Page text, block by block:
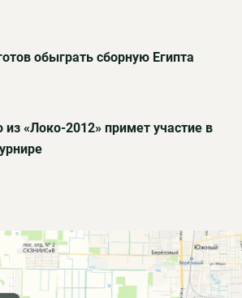
обыграть сборную Египта
«Локо-2012» примет участие в